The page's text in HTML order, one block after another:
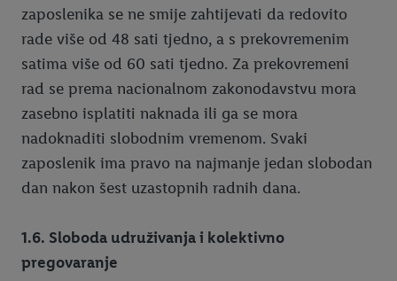
zaposlenika se ne smije zahtijevati da redovito
rade više od 48 sati tjedno, a s prekovremenim
satima više od 60 sati tjedno. Za prekovremeni
rad se prema nacionalnom zakonodavstvu mora
zasebno isplatiti naknada ili ga se mora
nadoknaditi slobodnim vremenom. Svaki
zaposlenik ima pravo na najmanje jedan slobodan
dan nakon šest uzastopnih radnih dana.
1.6. Sloboda udruživanja i kolektivno
pregovaranje